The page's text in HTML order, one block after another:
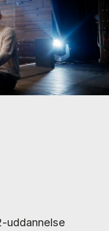
uddannelse